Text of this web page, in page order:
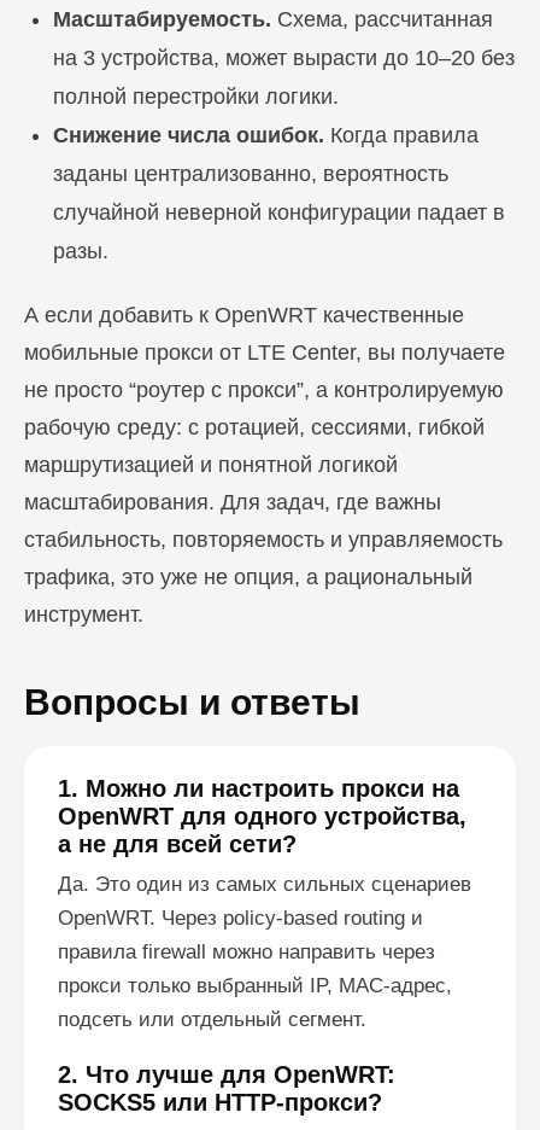
Масштабируемость. Схема, рассчитанная
на 3 устройства, может вырасти до 10–20 без
полной перестройки логики.
Снижение числа ошибок. Когда правила
заданы централизованно, вероятность
случайной неверной конфигурации падает в
разы.
А если добавить к OpenWRT качественные
мобильные прокси от LTE Center, вы получаете
не просто “роутер с прокси”, а контролируемую
рабочую среду: с ротацией, сессиями, гибкой
маршрутизацией и понятной логикой
масштабирования. Для задач, где важны
стабильность, повторяемость и управляемость
трафика, это уже не опция, а рациональный
инструмент.
Вопросы и ответы
1. Можно ли настроить прокси на
OpenWRT для одного устройства,
а не для всей сети?
Да. Это один из самых сильных сценариев
OpenWRT. Через policy-based routing и
правила firewall можно направить через
прокси только выбранный IP, MAC-адрес,
подсеть или отдельный сегмент.
2. Что лучше для OpenWRT:
SOCKS5 или HTTP-прокси?